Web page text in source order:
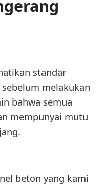
standar
melakukan
bahwa semua
mempunyai mutu
beton yang kami